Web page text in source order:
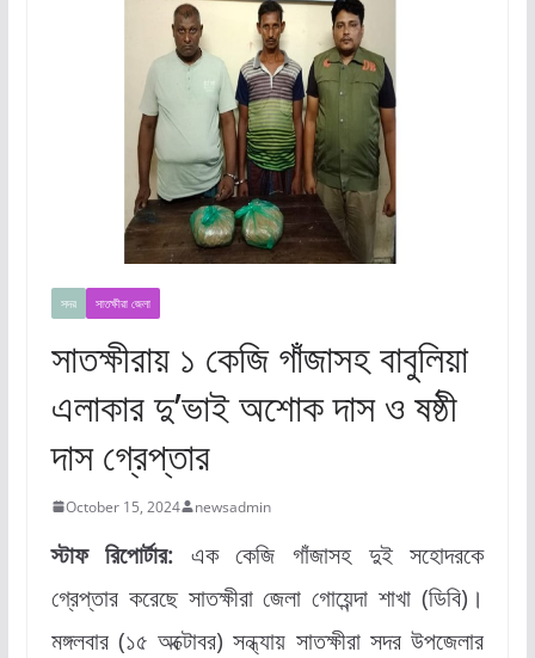
সদর সাতক্ষীরা জেলা
সাতক্ষীরায় ১ কেজি গাঁজাসহ বাবুলিয়া
এলাকার দু’ভাই অশোক দাস ও ষষ্ঠী
দাস গ্রেপ্তার
October 15, 2024 newsadmin
স্টাফ রিপোর্টার: এক কেজি গাঁজাসহ দুই সহোদরকে
গ্রেপ্তার করেছে সাতক্ষীরা জেলা গোয়েন্দা শাখা (ডিবি)।
মঙ্গলবার (১৫ অক্টোবর) সন্ধ্যায় সাতক্ষীরা সদর উপজেলার